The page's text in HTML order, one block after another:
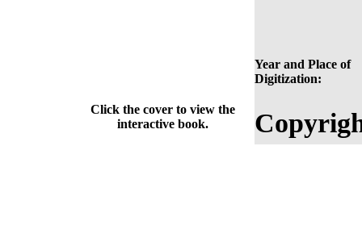
Year and Place of
Digitization:
Click the cover to view the
interactive book.